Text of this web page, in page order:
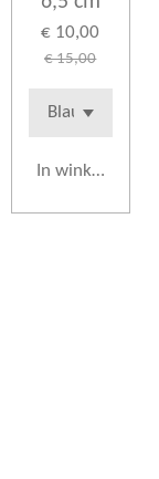
€ 10,00
€ 15,00
In winkelwagen